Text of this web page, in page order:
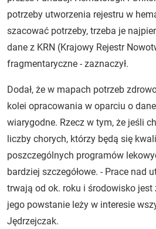
potrzeby utworzenia rejestru w
szacować potrzeby, trzeba je
dane z KRN (Krajowy Rejestr
fragmentaryczne - zaznaczył.
Dodał, że w mapach potrzeb
kolei opracowania w oparciu o
wiarygodne. Rzecz w tym, że jeśli
liczby chorych, którzy będą się
poszczególnych programów
bardziej szczegółowe. - Prace nad
trwają od ok. roku i środowisko jest
jego powstanie leży w interesie
Jędrzejczak.